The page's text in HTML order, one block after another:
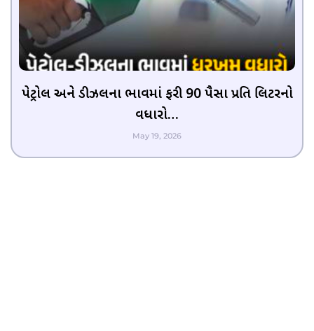
પેટ્રોલ અને ડીઝલના ભાવમાં ફરી 90 પૈસા પ્રતિ લિટરનો
વધારો…
May 19, 2026